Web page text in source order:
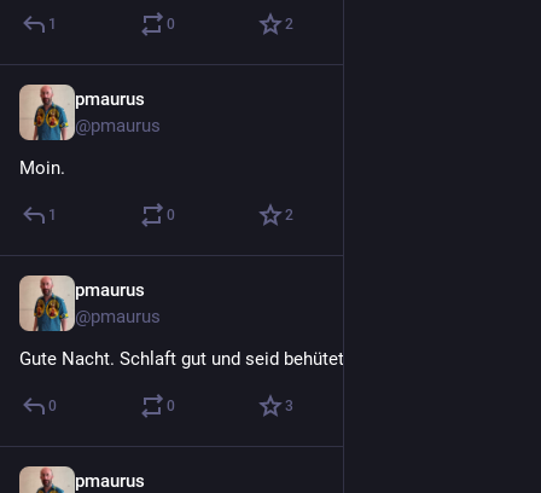
1 0 2
pmaurus
@pmaurus
Moin.
1 0 2
pmaurus
@pmaurus
Gute Nacht. Schlaft gut und seid behütet.
0 0 3
pmaurus